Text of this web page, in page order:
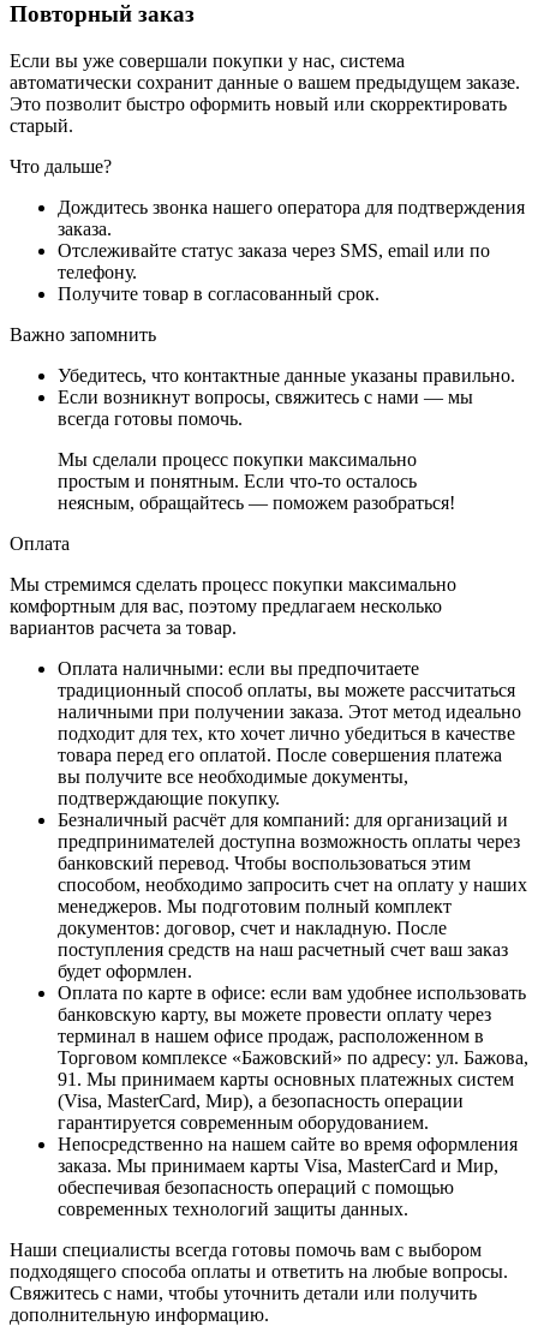
Повторный заказ
Если вы уже совершали покупки у нас, система
автоматически сохранит данные о вашем предыдущем заказе.
Это позволит быстро оформить новый или скорректировать
старый.
Что дальше?
Дождитесь звонка нашего оператора для подтверждения
заказа.
Отслеживайте статус заказа через SMS, email или по
телефону.
Получите товар в согласованный срок.
Важно запомнить
Убедитесь, что контактные данные указаны правильно.
Если возникнут вопросы, свяжитесь с нами — мы
всегда готовы помочь.
Мы сделали процесс покупки максимально
простым и понятным. Если что-то осталось
неясным, обращайтесь — поможем разобраться!
Оплата
Мы стремимся сделать процесс покупки максимально
комфортным для вас, поэтому предлагаем несколько
вариантов расчета за товар.
Оплата наличными: если вы предпочитаете
традиционный способ оплаты, вы можете рассчитаться
наличными при получении заказа. Этот метод идеально
подходит для тех, кто хочет лично убедиться в качестве
товара перед его оплатой. После совершения платежа
вы получите все необходимые документы,
подтверждающие покупку.
Безналичный расчёт для компаний: для организаций и
предпринимателей доступна возможность оплаты через
банковский перевод. Чтобы воспользоваться этим
способом, необходимо запросить счет на оплату у наших
менеджеров. Мы подготовим полный комплект
документов: договор, счет и накладную. После
поступления средств на наш расчетный счет ваш заказ
будет оформлен.
Оплата по карте в офисе: если вам удобнее использовать
банковскую карту, вы можете провести оплату через
терминал в нашем офисе продаж, расположенном в
Торговом комплексе «Бажовский» по адресу: ул. Бажова,
91. Мы принимаем карты основных платежных систем
(Visa, MasterCard, Мир), а безопасность операции
гарантируется современным оборудованием.
Непосредственно на нашем сайте во время оформления
заказа. Мы принимаем карты Visa, MasterCard и Мир,
обеспечивая безопасность операций с помощью
современных технологий защиты данных.
Наши специалисты всегда готовы помочь вам с выбором
подходящего способа оплаты и ответить на любые вопросы.
Свяжитесь с нами, чтобы уточнить детали или получить
дополнительную информацию.